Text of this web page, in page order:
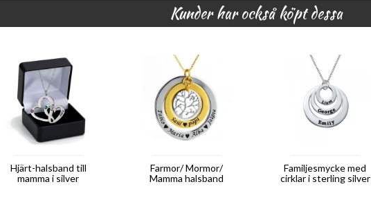
Kunder har också köpt dessa
Hjärt-halsband till
mamma i silver
Farmor/ Mormor/
Mamma halsband
Familjesmycke med
cirklar i sterling silver